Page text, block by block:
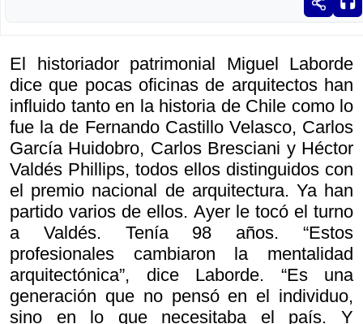
El historiador patrimonial Miguel Laborde
dice que pocas oficinas de arquitectos han
influido tanto en la historia de Chile como lo
fue la de Fernando Castillo Velasco, Carlos
García Huidobro, Carlos Bresciani y Héctor
Valdés Phillips, todos ellos distinguidos con
el premio nacional de arquitectura. Ya han
partido varios de ellos. Ayer le tocó el turno
a Valdés. Tenía 98 años. “Estos
profesionales cambiaron la mentalidad
arquitectónica”, dice Laborde. “Es una
generación que no pensó en el individuo,
sino en lo que necesitaba el país. Y